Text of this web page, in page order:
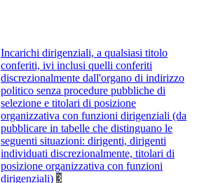
Incarichi dirigenziali, a qualsiasi titolo
conferiti, ivi inclusi quelli conferiti
discrezionalmente dall'organo di indirizzo
politico senza procedure pubbliche di
selezione e titolari di posizione
organizzativa con funzioni dirigenziali (da
pubblicare in tabelle che distinguano le
seguenti situazioni: dirigenti, dirigenti
individuati discrezionalmente, titolari di
posizione organizzativa con funzioni
dirigenziali) 3